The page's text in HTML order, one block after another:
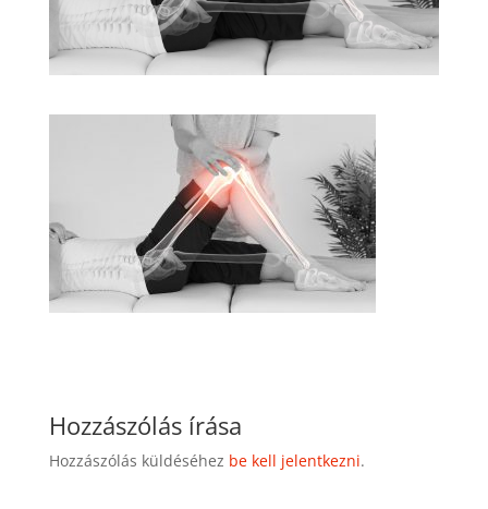
Hozzászólás írása
Hozzászólás küldéséhez be kell jelentkezni.